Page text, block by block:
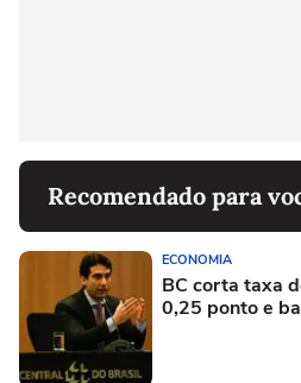
Recomendado para
ECONOMIA
BC corta taxa
0,25 ponto e